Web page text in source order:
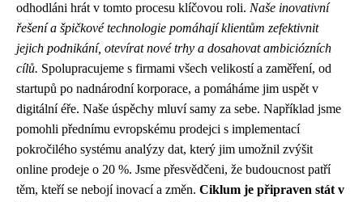
odhodláni hrát v tomto procesu klíčovou roli. Naše inovativní
řešení a špičkové technologie pomáhají klientům zefektivnit
jejich podnikání, otevírat nové trhy a dosahovat ambiciózních
cílů. Spolupracujeme s firmami všech velikostí a zaměření, od
startupů po nadnárodní korporace, a pomáháme jim uspět v
digitální éře. Naše úspěchy mluví samy za sebe. Například jsme
pomohli přednímu evropskému prodejci s implementací
pokročilého systému analýzy dat, který jim umožnil zvýšit
online prodeje o 20 %. Jsme přesvědčeni, že budoucnost patří
těm, kteří se nebojí inovací a změn. Ciklum je připraven stát v